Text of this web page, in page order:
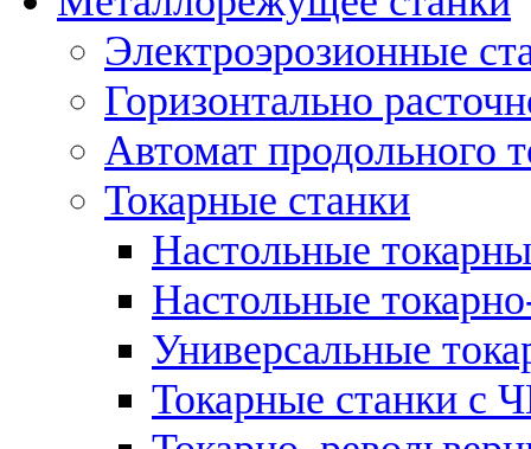
Электроэрозионные
Горизонтально
Автомат продольного
Токарные станки
Настольные
Настольные
Универсальные
Токарные станки с